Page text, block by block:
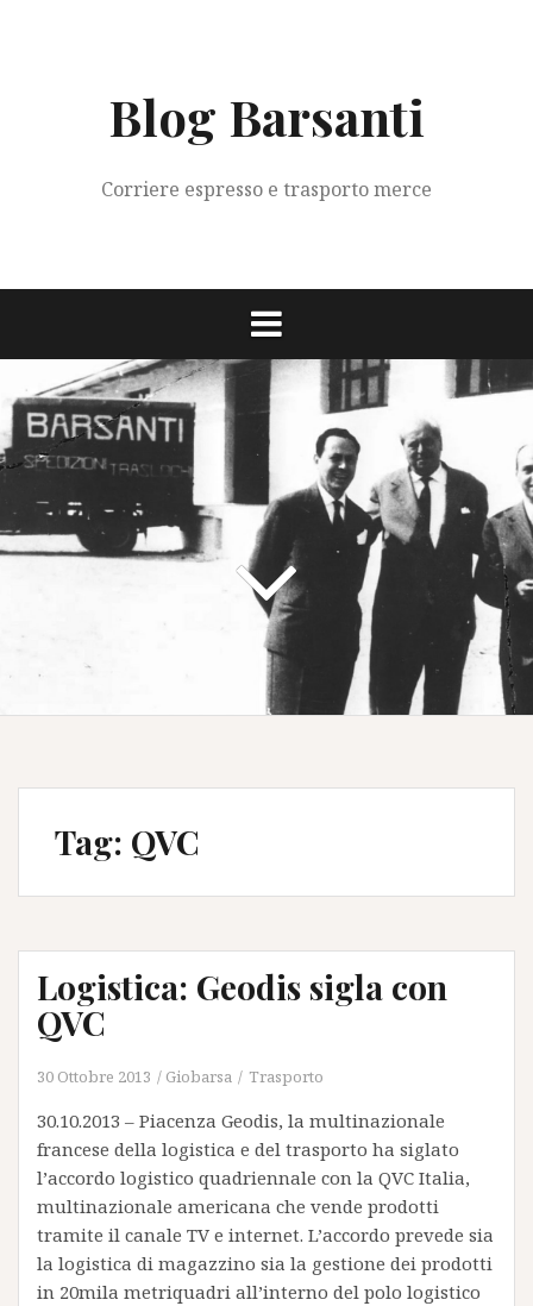
Blog Barsanti
Corriere espresso e trasporto merce
Tag: QVC
Logistica: Geodis sigla con
QVC
30 Ottobre 2013 Giobarsa Trasporto
30.10.2013 – Piacenza Geodis, la multinazionale
francese della logistica e del trasporto ha siglato
l’accordo logistico quadriennale con la QVC Italia,
multinazionale americana che vende prodotti
tramite il canale TV e internet. L’accordo prevede sia
la logistica di magazzino sia la gestione dei prodotti
in 20mila metriquadri all’interno del polo logistico